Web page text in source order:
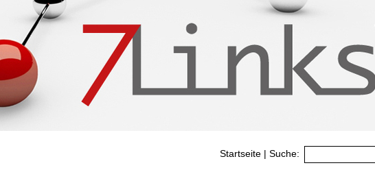
Startseite | Suche: